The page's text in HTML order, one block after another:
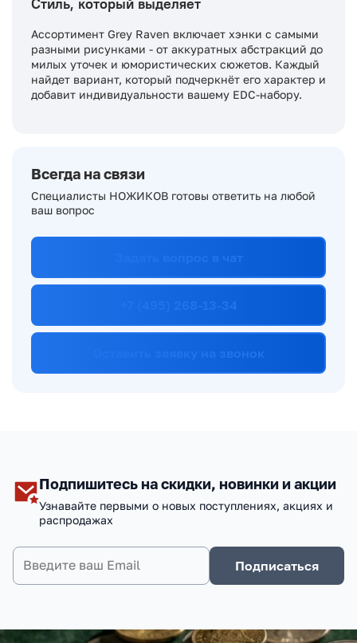
Ассортимент Grey Raven включает хэнки с самыми
разными рисунками - от аккуратных абстракций до
милых уточек и юмористических сюжетов. Каждый
найдет вариант, который подчеркнёт его характер и
добавит индивидуальности вашему EDC-набору.
Всегда на связи
Специалисты НОЖИКОВ готовы ответить на любой
ваш вопрос
Подпишитесь на скидки, новинки и акции
Узнавайте первыми о новых поступлениях, акциях и
распродажах
Подписаться